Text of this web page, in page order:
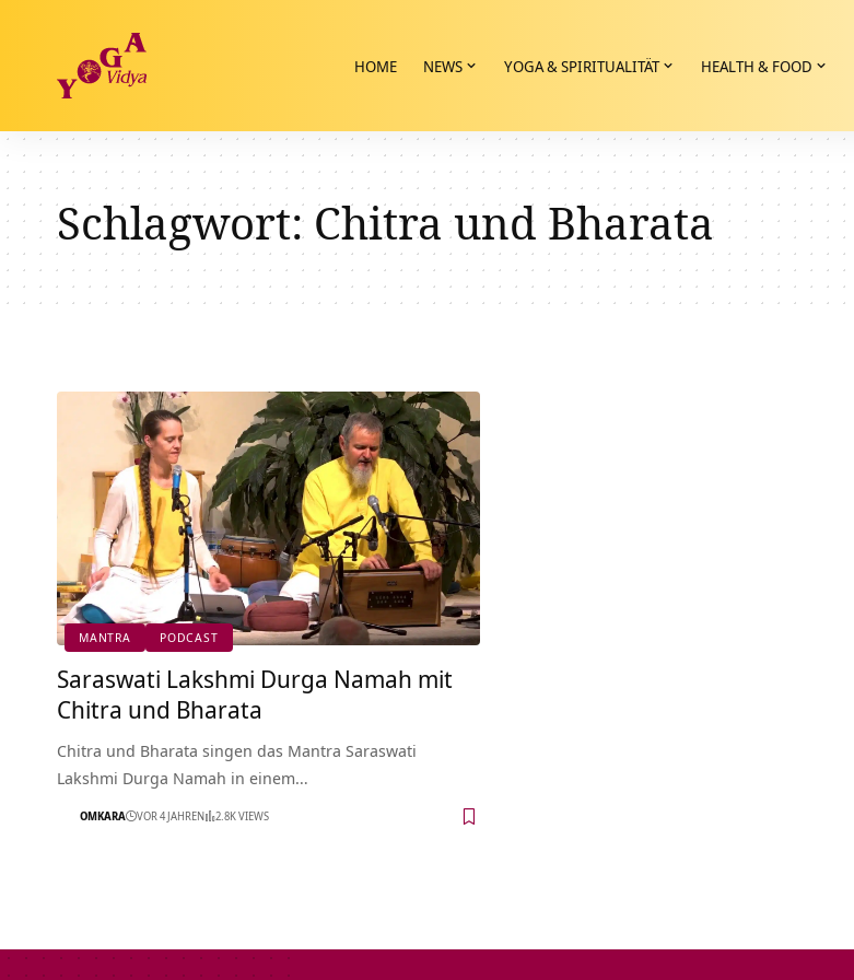
HOME NEWS YOGA & SPIRITUALITÄT HEALTH & FOOD
Schlagwort: Chitra und Bharata
MANTRA PODCAST
Saraswati Lakshmi Durga Namah mit
Chitra und Bharata
Chitra und Bharata singen das Mantra Saraswati
Lakshmi Durga Namah in einem…
OMKARA VOR 4 JAHREN 2.8K VIEWS